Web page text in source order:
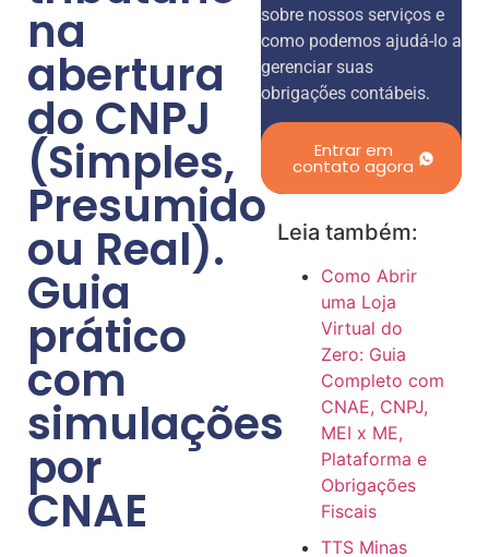
na
abertura
do CNPJ
(Simples,
Presumido
ou Real).
Guia
prático
com
simulações
por
CNAE
sobre nossos serviços e
como podemos ajudá-lo a
gerenciar suas
obrigações contábeis.
Entrar em
contato agora
Leia também:
Como Abrir
uma Loja
Virtual do
Zero: Guia
Completo com
CNAE, CNPJ,
MEI x ME,
Plataforma e
Obrigações
Fiscais
TTS Minas